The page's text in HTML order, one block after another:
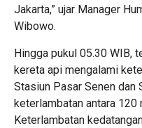
Jakarta,” ujar Manager
Wibowo.
Hingga pukul 05.30 WIB,
kereta api mengalami
Stasiun Pasar Senen dan
keterlambatan antara 120
Keterlambatan